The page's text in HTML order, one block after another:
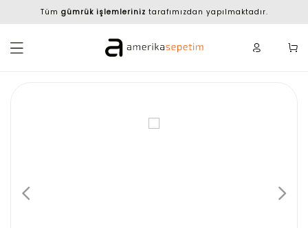
Tüm gümrük işlemleriniz tarafımızdan yapılmaktadır.